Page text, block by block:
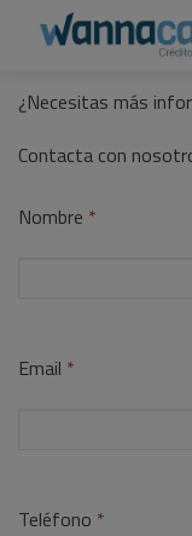
¿Necesitas más
Contacta con
Nombre *
Email *
Teléfono *